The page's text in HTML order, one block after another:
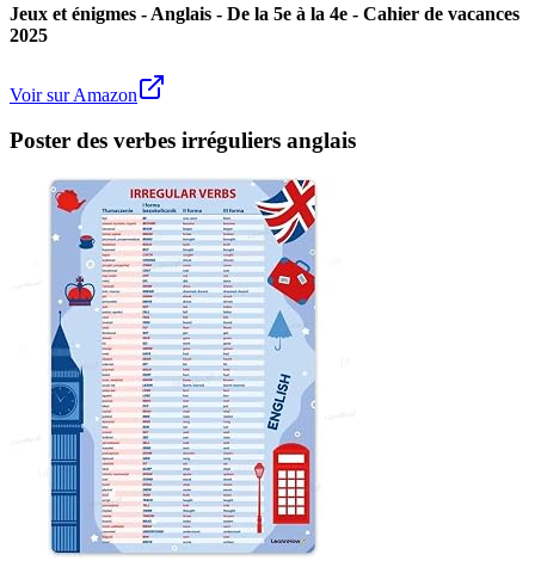
Jeux et énigmes - Anglais - De la 5e à la 4e - Cahier de vacances
2025
Voir sur Amazon
Poster des verbes irréguliers anglais